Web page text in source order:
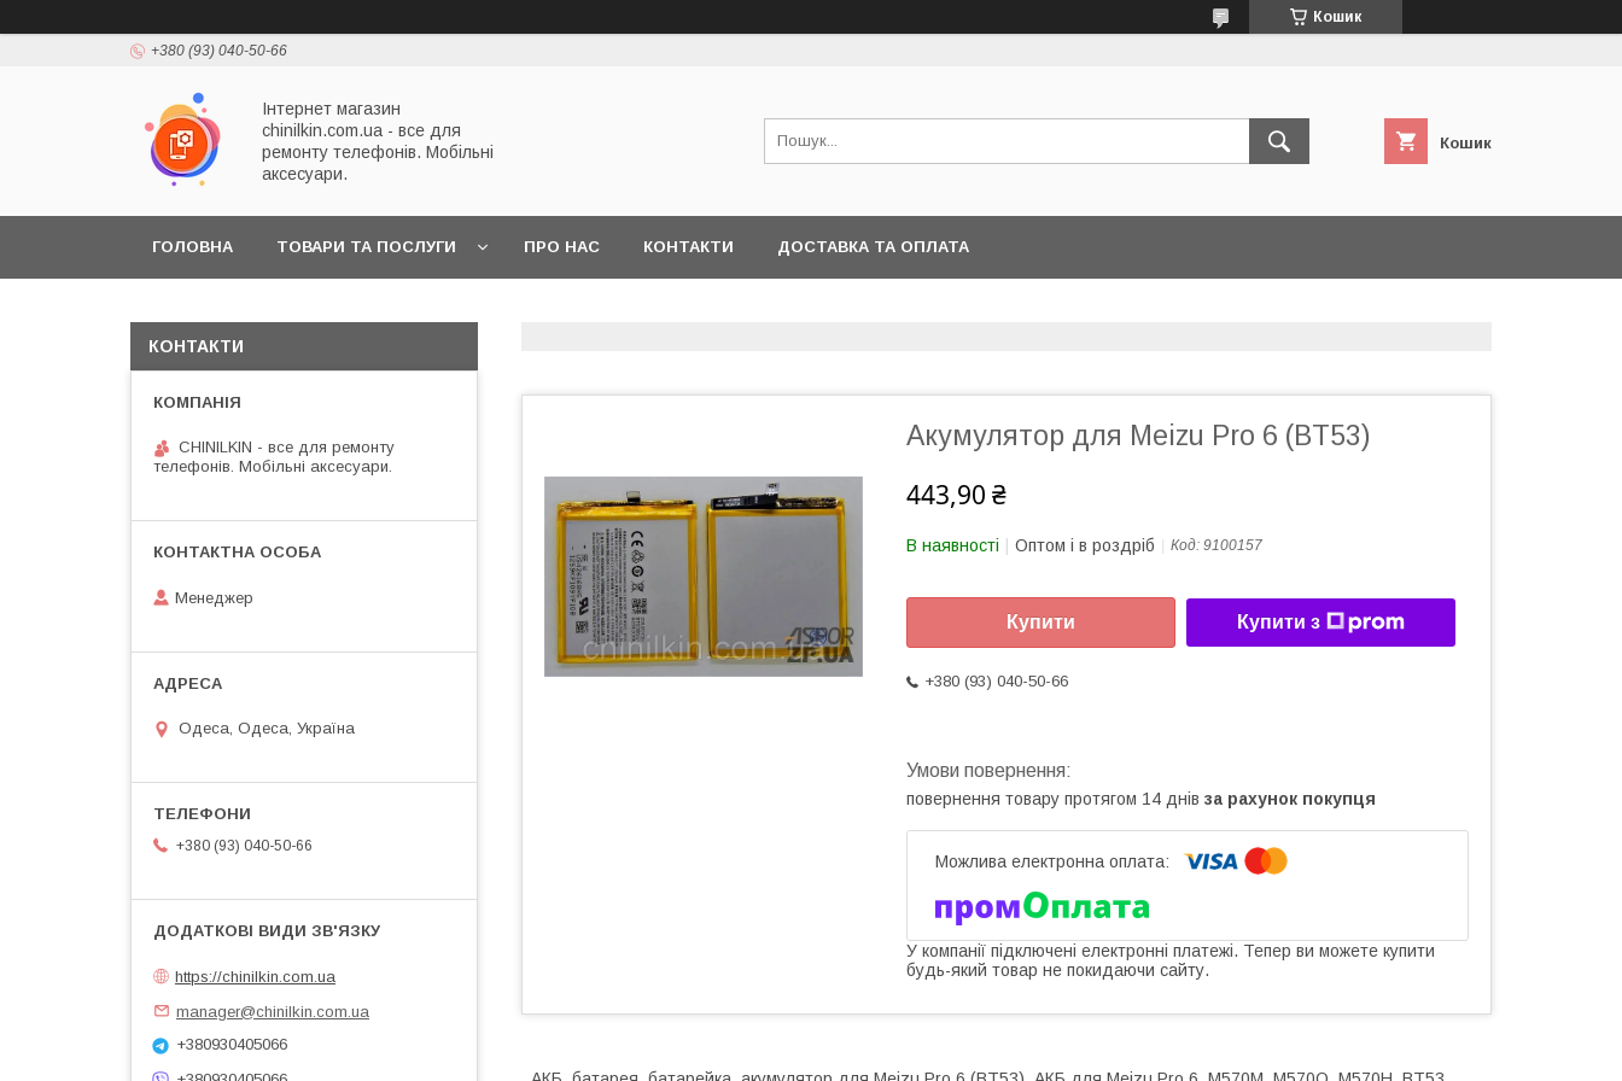
Кошик
+380 (93) 040-50-66
Інтернет магазин
chinilkin.com.ua - все для
ремонту телефонів. Мобільні
аксесуари.
Кошик
ГОЛОВНА ТОВАРИ ТА ПОСЛУГИ ПРО НАС КОНТАКТИ ДОСТАВКА ТА ОПЛАТА
Акумулятор для Meizu Pro 6 (BT53)
443,90 ₴
В наявності Оптом і в роздріб Код: 9100157
Купити Купити з
+380 (93) 040-50-66
повернення товару протягом 14 днів за рахунок покупця
У компанії підключені електронні платежі. Тепер ви можете купити
будь-який товар не покидаючи сайту.
КОНТАКТИ
CHINILKIN - все для ремонту
телефонів. Мобільні аксесуари.
Менеджер
Одеса, Одеса, Україна
+380 (93) 040-50-66
https://chinilkin.com.ua
manager@chinilkin.com.ua
+380930405066